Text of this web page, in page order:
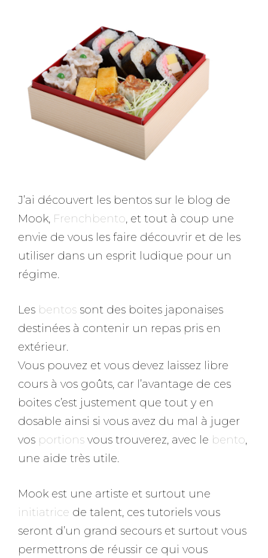
J’ai découvert les bentos sur le blog de
Mook, Frenchbento, et tout à coup une
envie de vous les faire découvrir et de les
utiliser dans un esprit ludique pour un
régime.
Les bentos sont des boites japonaises
destinées à contenir un repas pris en
extérieur.
Vous pouvez et vous devez laissez libre
cours à vos goûts, car l’avantage de ces
boites c’est justement que tout y en
dosable ainsi si vous avez du mal à juger
vos portions vous trouverez, avec le bento,
une aide très utile.
Mook est une artiste et surtout une
initiatrice de talent, ces tutoriels vous
seront d’un grand secours et surtout vous
permettrons de réussir ce qui vous